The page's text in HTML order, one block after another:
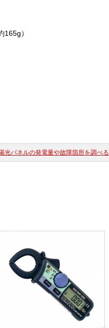
）
光パネルの発電量や故障箇所を調べる